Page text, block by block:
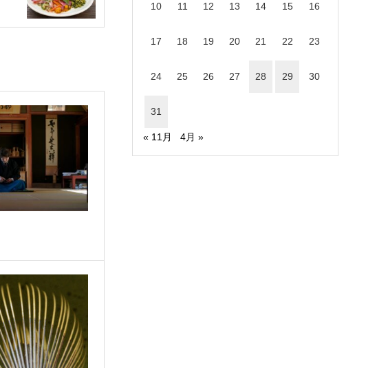
10 11 12 13 14 15 16
17 18 19 20 21 22 23
24 25 26 27 28 29 30
31
« 11月 4月 »